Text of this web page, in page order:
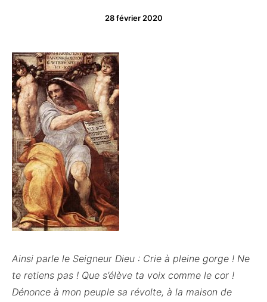
28 février 2020
Ainsi parle le Seigneur Dieu : Crie à pleine gorge ! Ne
te retiens pas ! Que s’élève ta voix comme le cor !
Dénonce à mon peuple sa révolte, à la maison de